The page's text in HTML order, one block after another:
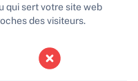
qui sert votre site web
des visiteurs.